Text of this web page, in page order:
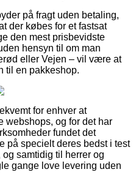
på fragt uden betaling,
der købes for et fastsat
den mest prisbevidste
hensyn til om man
eller Vejen – vil være at
til en pakkeshop.
for enhver at
webshops, og for det har
fundet det
på specielt deres bedst i test
samtidig til herrer og
gange love levering uden